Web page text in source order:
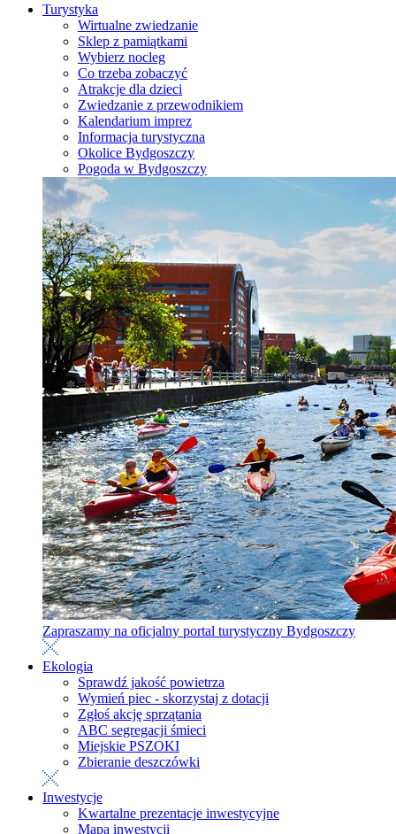
Turystyka
Wirtualne zwiedzanie
Sklep z pamiątkami
Wybierz nocleg
Co trzeba zobaczyć
Atrakcje dla dzieci
Zwiedzanie z przewodnikiem
Kalendarium imprez
Informacja turystyczna
Okolice Bydgoszczy
Pogoda w Bydgoszczy
Zapraszamy na oficjalny portal turystyczny Bydgoszczy
Ekologia
Sprawdź jakość powietrza
Wymień piec - skorzystaj z dotacji
Zgłoś akcję sprzątania
ABC segregacji śmieci
Miejskie PSZOKI
Zbieranie deszczówki
Inwestycje
Kwartalne prezentacje inwestycyjne
Mapa inwestycji